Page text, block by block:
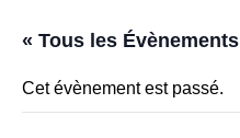
« Tous les Évènements
Cet évènement est passé.